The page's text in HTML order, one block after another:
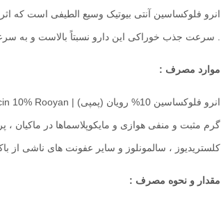
. سرعت جذب خوراکی این دارو نسبتاً بالاست و به
موارد مصرف :
گرم مثبت و منفی هوازی و مایکوپلاسماها در ماکیان
کلستریدیوز ، سالمونلوز و سایر عفونت های ناشی از
مقدار و نحوه مصرف :